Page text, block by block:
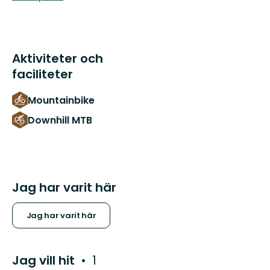
Aktiviteter och
faciliteter
Mountainbike
Downhill MTB
Jag har varit här
Jag har varit här
Jag vill hit 1